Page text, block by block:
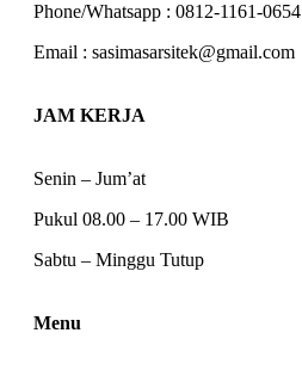
Phone/Whatsapp : 0812-1161-0654
Email : sasimasarsitek@gmail.com
JAM KERJA
Senin – Jum’at
Pukul 08.00 – 17.00 WIB
Sabtu – Minggu Tutup
Menu